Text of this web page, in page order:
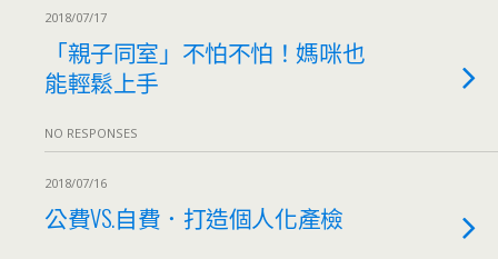
2018/07/17
「親子同室」不怕不怕！媽咪也
能輕鬆上手
NO RESPONSES
2018/07/16
公費VS.自費．打造個人化產檢